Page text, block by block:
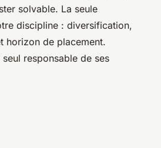
solvable. La seule
discipline : diversification,
horizon de placement.
seul responsable de ses